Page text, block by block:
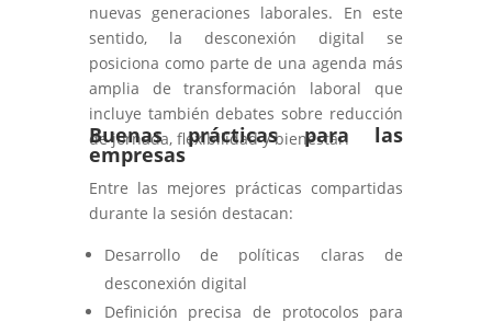
nuevas generaciones laborales. En este
sentido, la desconexión digital se
posiciona como parte de una agenda más
amplia de transformación laboral que
incluye también debates sobre reducción
de jornada, flexibilidad y bienestar.
Buenas prácticas para las
empresas
Entre las mejores prácticas compartidas
durante la sesión destacan:
Desarrollo de políticas claras de
desconexión digital
Definición precisa de protocolos para